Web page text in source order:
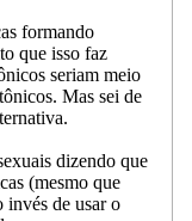
formando
que isso faz
seriam meio
Mas sei de
dizendo que
(mesmo que
invés de usar o